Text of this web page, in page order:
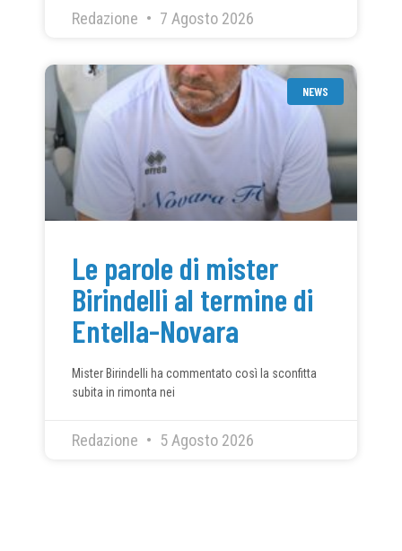
Redazione 7 Agosto 2026
NEWS
Le parole di mister
Birindelli al termine di
Entella-Novara
Mister Birindelli ha commentato così la sconfitta
subita in rimonta nei
Redazione 5 Agosto 2026